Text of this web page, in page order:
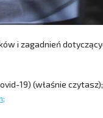
i zagadnień
19) (właśnie czytasz);